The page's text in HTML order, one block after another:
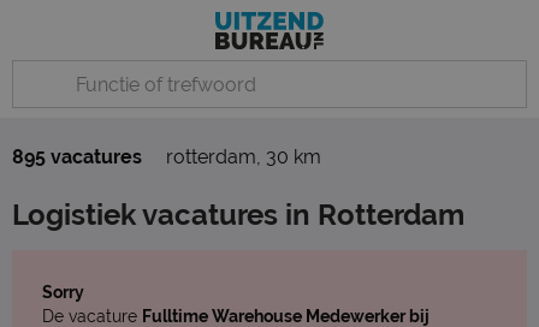
895 vacatures rotterdam, 30 km
Logistiek vacatures in Rotterdam
Sorry
De vacature Fulltime Warehouse Medewerker bij